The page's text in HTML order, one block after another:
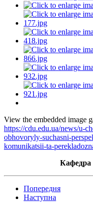
View the embedded image
https://cdu.edu.ua/news/u-
obhovoryly-suchasni-
komunikatsii-ta-
Кафедра
Попередня
Наступна